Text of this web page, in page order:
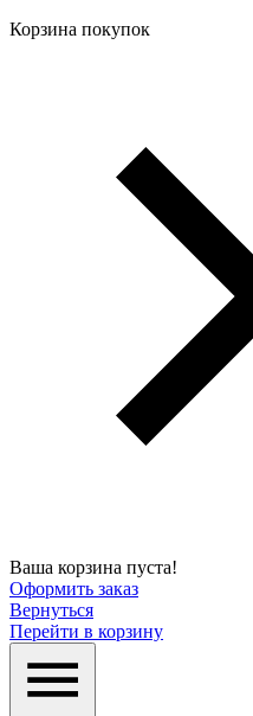
Корзина покупок
Ваша корзина пуста!
Оформить заказ
Вернуться
Перейти в корзину